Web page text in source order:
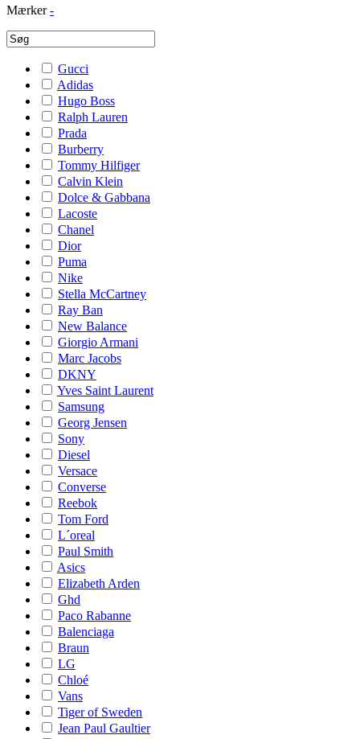
Mærker -
Gucci
Adidas
Hugo Boss
Ralph Lauren
Prada
Burberry
Tommy Hilfiger
Calvin Klein
Dolce & Gabbana
Lacoste
Chanel
Dior
Puma
Nike
Stella McCartney
Ray Ban
New Balance
Giorgio Armani
Marc Jacobs
DKNY
Yves Saint Laurent
Samsung
Georg Jensen
Sony
Diesel
Versace
Converse
Reebok
Tom Ford
L´oreal
Paul Smith
Asics
Elizabeth Arden
Ghd
Paco Rabanne
Balenciaga
Braun
LG
Chloé
Vans
Tiger of Sweden
Jean Paul Gaultier